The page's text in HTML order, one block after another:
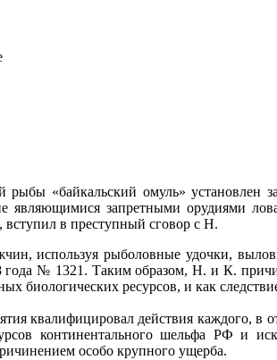
«байкальский омуль» установлен
запретными орудиями
вступил в преступный сговор с Н.
используя рыболовные удочки,
№ 1321. Таким образом, Н. и К.
биологических ресурсов, и как
квалифицировал действия каждого,
континентального шельфа РФ и
особо крупного ущерба.